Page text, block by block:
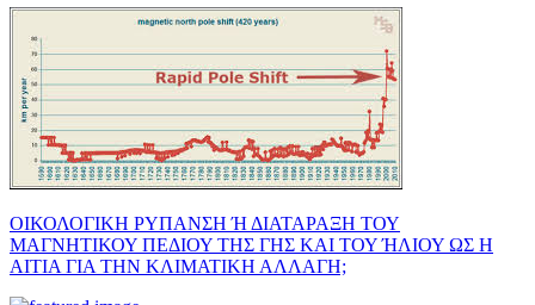
ΟΙΚΟΛΟΓΙΚΗ ΡΥΠΑΝΣΗ Ή ΔΙΑΤΑΡΑΞΗ ΤΟΥ
ΜΑΓΝΗΤΙΚΟΥ ΠΕΔΙΟΥ ΤΗΣ ΓΗΣ ΚΑΙ ΤΟΥ ΉΛΙΟΥ ΩΣ Η
ΑΙΤΙΑ ΓΙΑ ΤΗΝ ΚΛΙΜΑΤΙΚΗ ΑΛΛΑΓΗ;